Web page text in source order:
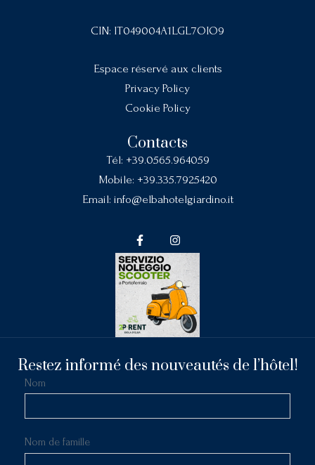
CIN: IT049004A1LGL7OIO9
Espace réservé aux clients
Privacy Policy
Cookie Policy
Contacts
Tél: +39.0565.964059
Mobile: +39.335.7925420
Email: info@elbahotelgiardino.it
Restez informé des nouveautés de l’hôtel!
Nom
Nom de famille